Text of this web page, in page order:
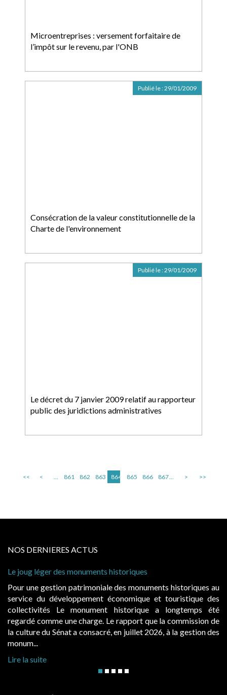
Microentreprises : versement forfaitaire de
l’impôt sur le revenu, par l'ONB
Consécration de la valeur constitutionnelle de la
Charte de l'environnement
Publié le :29/01/2009
Le décret du 7 janvier 2009 relatif au rapporteur
public des juridictions administratives
Publié le :29/01/2009
<< < ... 861 862 863 864 865 866 867... > >>
NOS DERNIERES ACTUS
Le joug léger des monuments historiques
Pour une gestion patrimoniale des monuments historiques au
service du développement économique et touristique des
collectivités Le monument historique a longtemps été
regardé comme une charge. Le rapport que la commission de
la culture du Sénat a consacré, en juillet 2026, à la gestion des
monum...
Lire la suite